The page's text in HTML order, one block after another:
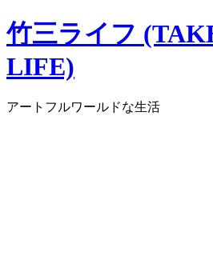
コ
ン
テ
ン
へ
竹三ライフ
LIFE)
アートフルワールドな生活